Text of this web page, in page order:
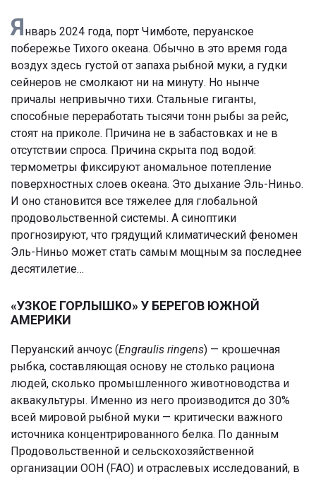
Январь 2024 года, порт Чимботе, перуанское
побережье Тихого океана. Обычно в это время года
воздух здесь густой от запаха рыбной муки, а гудки
сейнеров не смолкают ни на минуту. Но нынче
причалы непривычно тихи. Стальные гиганты,
способные переработать тысячи тонн рыбы за рейс,
стоят на приколе. Причина не в забастовках и не в
отсутствии спроса. Причина скрыта под водой:
термометры фиксируют аномальное потепление
поверхностных слоев океана. Это дыхание Эль-Ниньо.
И оно становится все тяжелее для глобальной
продовольственной системы. А синоптики
прогнозируют, что грядущий климатический феномен
Эль-Ниньо может стать самым мощным за последнее
десятилетие…
«УЗКОЕ ГОРЛЫШКО» У БЕРЕГОВ ЮЖНОЙ
АМЕРИКИ
Перуанский анчоус (Engraulis ringens) — крошечная
рыбка, составляющая основу не столько рациона
людей, сколько промышленного животноводства и
аквакультуры. Именно из него производится до 30%
всей мировой рыбной муки — критически важного
источника концентрированного белка. По данным
Продовольственной и сельскохозяйственной
организации ООН (FAO) и отраслевых исследований, в